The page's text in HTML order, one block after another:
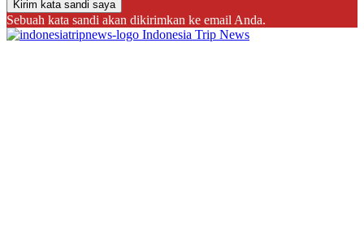
Sebuah kata sandi akan dikirimkan ke email Anda.
Indonesia Trip News